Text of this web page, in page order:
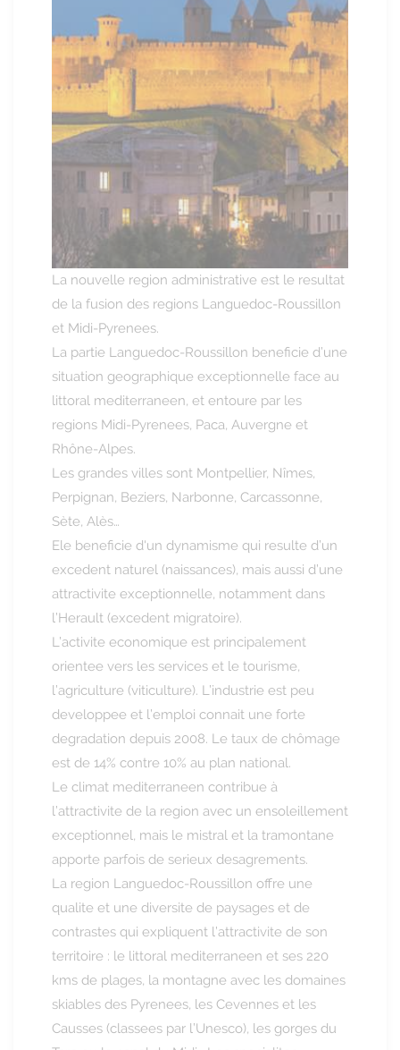
La nouvelle region administrative est le resultat
de la fusion des regions Languedoc-Roussillon
et Midi-Pyrenees.
La partie Languedoc-Roussillon beneficie d’une
situation geographique exceptionnelle face au
littoral mediterraneen, et entoure par les
regions Midi-Pyrenees, Paca, Auvergne et
Rhône-Alpes.
Les grandes villes sont Montpellier, Nîmes,
Perpignan, Beziers, Narbonne, Carcassonne,
Sète, Alès…
Ele beneficie d'un dynamisme qui resulte d’un
excedent naturel (naissances), mais aussi d’une
attractivite exceptionnelle, notamment dans
l’Herault (excedent migratoire).
L’activite economique est principalement
orientee vers les services et le tourisme,
l’agriculture (viticulture). L’industrie est peu
developpee et l’emploi connait une forte
degradation depuis 2008. Le taux de chômage
est de 14% contre 10% au plan national.
Le climat mediterraneen contribue à
l’attractivite de la region avec un ensoleillement
exceptionnel, mais le mistral et la tramontane
apporte parfois de serieux desagrements.
La region Languedoc-Roussillon offre une
qualite et une diversite de paysages et de
contrastes qui expliquent l’attractivite de son
territoire : le littoral mediterraneen et ses 220
kms de plages, la montagne avec les domaines
skiables des Pyrenees, les Cevennes et les
Causses (classees par l’Unesco), les gorges du